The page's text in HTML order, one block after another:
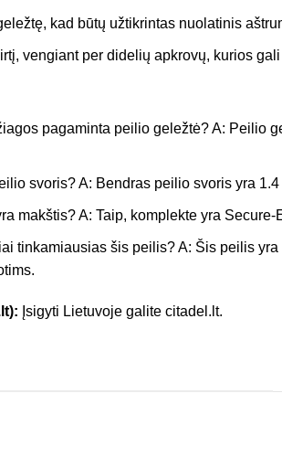
kad būtų užtikrintas nuolatinis
vengiant per didelių apkrovų, kurios
pagaminta peilio geležtė? A: Peilio
svoris? A: Bendras peilio svoris yra 1.4
makštis? A: Taip, komplekte yra
tinkamiausias šis peilis? A: Šis peilis
Įsigyti Lietuvoje galite citadel.lt.